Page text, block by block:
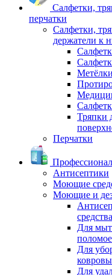
Салфетки,
перчатки
Салфетки,
держатели к
Тряпки
Перчатки
Антисептики
Моющие
Моющие и
средства
Для
Для
Для